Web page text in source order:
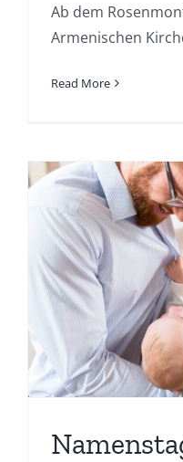
Ab dem
Armenischen
Read More